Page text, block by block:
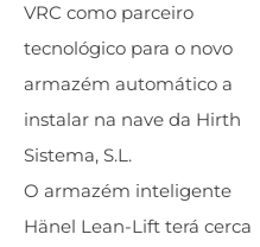
VRC como parceiro
tecnológico para o novo
armazém automático a
instalar na nave da Hirth
Sistema, S.L.
O armazém inteligente
Hänel Lean-Lift terá cerca